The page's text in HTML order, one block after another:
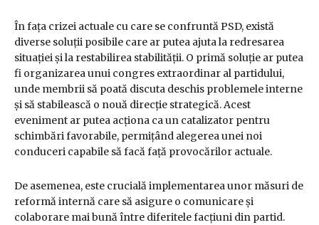
În fața crizei actuale cu care se confruntă PSD, există
diverse soluții posibile care ar putea ajuta la redresarea
situației și la restabilirea stabilității. O primă soluție ar putea
fi organizarea unui congres extraordinar al partidului,
unde membrii să poată discuta deschis problemele interne
și să stabilească o nouă direcție strategică. Acest
eveniment ar putea acționa ca un catalizator pentru
schimbări favorabile, permițând alegerea unei noi
conduceri capabile să facă față provocărilor actuale.
De asemenea, este crucială implementarea unor măsuri de
reformă internă care să asigure o comunicare și
colaborare mai bună între diferitele facțiuni din partid.